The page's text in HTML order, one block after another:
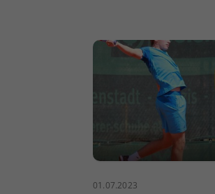
01.07.2023